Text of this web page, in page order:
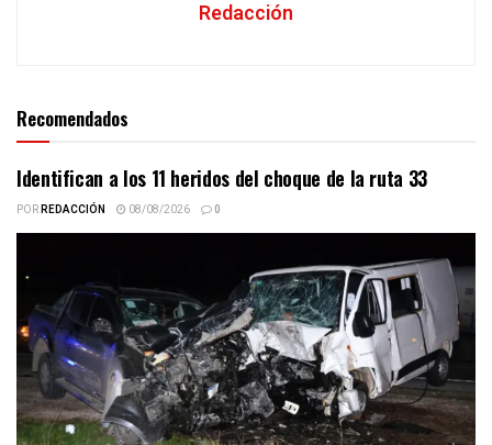
Redacción
Recomendados
Identifican a los 11 heridos del choque de la ruta 33
PORREDACCIÓN 08/08/2026 0